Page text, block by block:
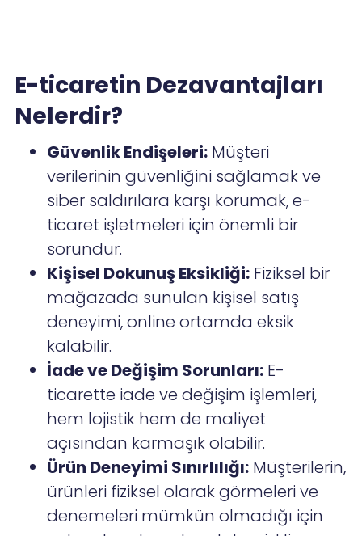
E-ticaretin Dezavantajları
Nelerdir?
Güvenlik Endişeleri: Müşteri
verilerinin güvenliğini sağlamak ve
siber saldırılara karşı korumak, e-
ticaret işletmeleri için önemli bir
sorundur.
Kişisel Dokunuş Eksikliği: Fiziksel bir
mağazada sunulan kişisel satış
deneyimi, online ortamda eksik
kalabilir.
İade ve Değişim Sorunları: E-
ticarette iade ve değişim işlemleri,
hem lojistik hem de maliyet
açısından karmaşık olabilir.
Ürün Deneyimi Sınırlılığı: Müşterilerin,
ürünleri fiziksel olarak görmeleri ve
denemeleri mümkün olmadığı için